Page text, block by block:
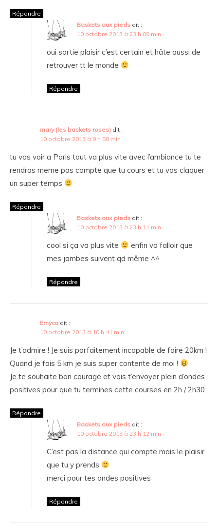
Répondre
Baskets aux pieds dit :
10 octobre 2013 à 23 h 09 min
oui sortie plaisir c’est certain et hâte aussi de
retrouver tt le monde
Répondre
mary (les baskets roses) dit :
10 octobre 2013 à 9 h 58 min
tu vas voir a Paris tout va plus vite avec l’ambiance tu te
rendras meme pas compte que tu cours et tu vas claquer
un super temps
Répondre
Baskets aux pieds dit :
10 octobre 2013 à 23 h 11 min
cool si ça va plus vite
enfin va falloir que
mes jambes suivent qd même ^^
Répondre
Emyca dit :
10 octobre 2013 à 10 h 41 min
Je t’admire ! Je suis parfaitement incapable de faire 20km !
Quand je fais 5 km je suis super contente de moi !
Je te souhaite bon courage et vais t’envoyer plein d’ondes
positives pour que tu termines cette courses en 2h / 2h30.
Répondre
Baskets aux pieds dit :
10 octobre 2013 à 23 h 12 min
C’est pas la distance qui compte mais le plaisir
que tu y prends
merci pour tes ondes positives
Répondre